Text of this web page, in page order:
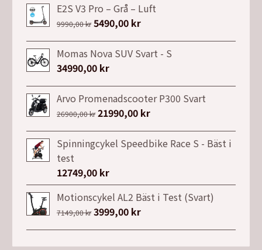
E2S V3 Pro – Grå – Luft
9990,00kr Det
ursprungliga
priset
var:
5490,00 krDet
nuvarande
priset
Momas Nova SUV Svart - S
34990,00 kr
Arvo Promenadscooter P300 Svart
26900,00kr Det
ursprungliga
priset
26900,00 kr.
21990,00 krDet
nuvarande
priset
Spinningcykel Speedbike Race S - Bäst i
test
12749,00 kr
Motionscykel AL2 Bäst i Test (Svart)
7149,00kr Det
ursprungliga
3999,00 krDet
nuvarande